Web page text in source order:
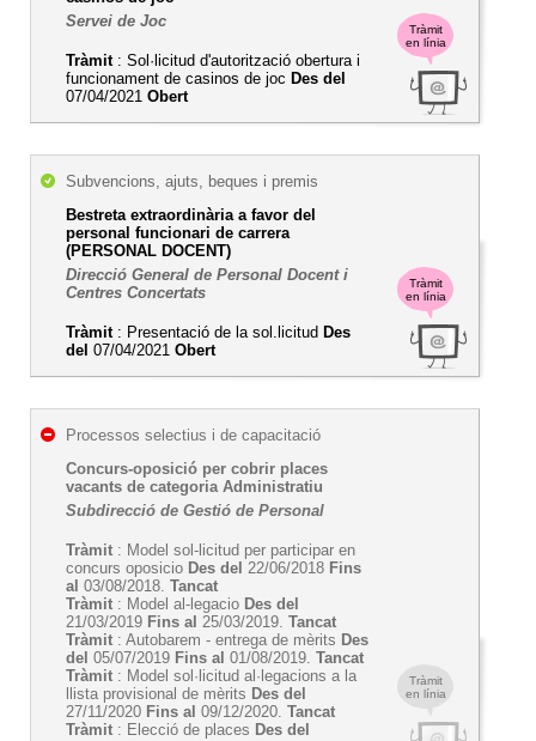
Tràmit
en línia
Servei de Joc
Tràmit: Sol·licitud d'autorització obertura i
funcionament de casinos de joc Des del
07/04/2021 Obert
Tràmit
en línia
Subvencions, ajuts, beques i premis
Bestreta extraordinària a favor del
personal funcionari de carrera
(PERSONAL DOCENT)
Direcció General de Personal Docent i
Centres Concertats
Tràmit: Presentació de la sol.licitud Des
del 07/04/2021 Obert
Tràmit
en línia
Processos selectius i de capacitació
Concurs-oposició per cobrir places
vacants de categoria Administratiu
Subdirecció de Gestió de Personal
Tràmit : Model sol-licitud per participar en
concurs oposicio Des del 22/06/2018 Fins
al 03/08/2018. Tancat
Tràmit : Model al-legacio Des del
21/03/2019 Fins al 25/03/2019. Tancat
Tràmit : Autobarem - entrega de mèrits Des
del 05/07/2019 Fins al 01/08/2019. Tancat
Tràmit : Model sol·licitud al·legacions a la
llista provisional de mèrits Des del
27/11/2020 Fins al 09/12/2020. Tancat
Tràmit : Elecció de places Des del